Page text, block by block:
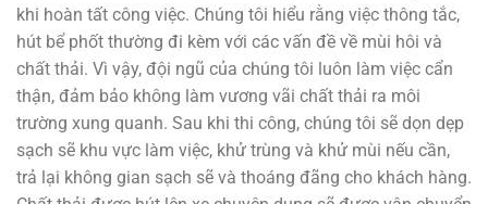
khi hoàn tất công việc. Chúng tôi hiểu rằng việc thông tắc,
hút bể phốt thường đi kèm với các vấn đề về mùi hôi và
chất thải. Vì vậy, đội ngũ của chúng tôi luôn làm việc cẩn
thận, đảm bảo không làm vương vãi chất thải ra môi
trường xung quanh. Sau khi thi công, chúng tôi sẽ dọn dẹp
sạch sẽ khu vực làm việc, khử trùng và khử mùi nếu cần,
trả lại không gian sạch sẽ và thoáng đãng cho khách hàng.